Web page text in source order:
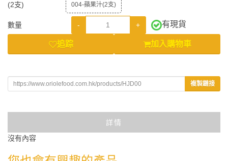
(2支) 004-蘋果汁(2支)
數量 - + 有現貨
追踪 加入購物車
複製鏈接
詳情
沒有內容